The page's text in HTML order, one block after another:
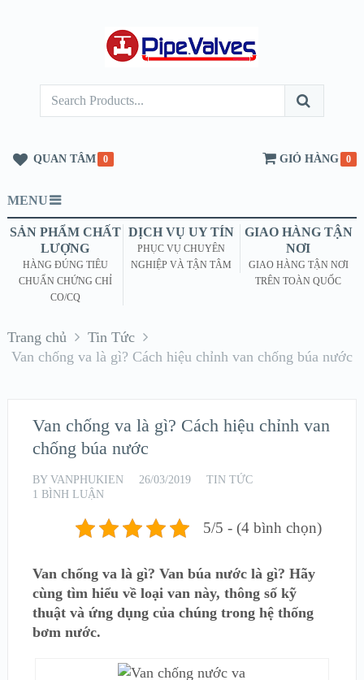
QUAN TÂM 0 GIỎ HÀNG 0
MENU
SẢN PHẨM CHẤT
LƯỢNG
HÀNG ĐÚNG TIÊU
CHUẨN CHỨNG CHỈ
CO/CQ
DỊCH VỤ UY TÍN
PHỤC VỤ CHUYÊN
NGHIỆP VÀ TẬN TÂM
GIAO HÀNG TẬN
NƠI
GIAO HÀNG TẬN NƠI
TRÊN TOÀN QUỐC
Trang chủ
Tin Tức
Van chống va là gì? Cách hiệu chỉnh van chống búa nước
Van chống va là gì? Cách hiệu chỉnh van
chống búa nước
BY VANPHUKIEN 26/03/2019
TIN TỨC
1 BÌNH LUẬN
5/5 - (4 bình chọn)
Van chống va là gì? Van búa nước là gì? Hãy
cùng tìm hiểu về loại van này, thông số kỹ
thuật và ứng dụng của chúng trong hệ thống
bơm nước.